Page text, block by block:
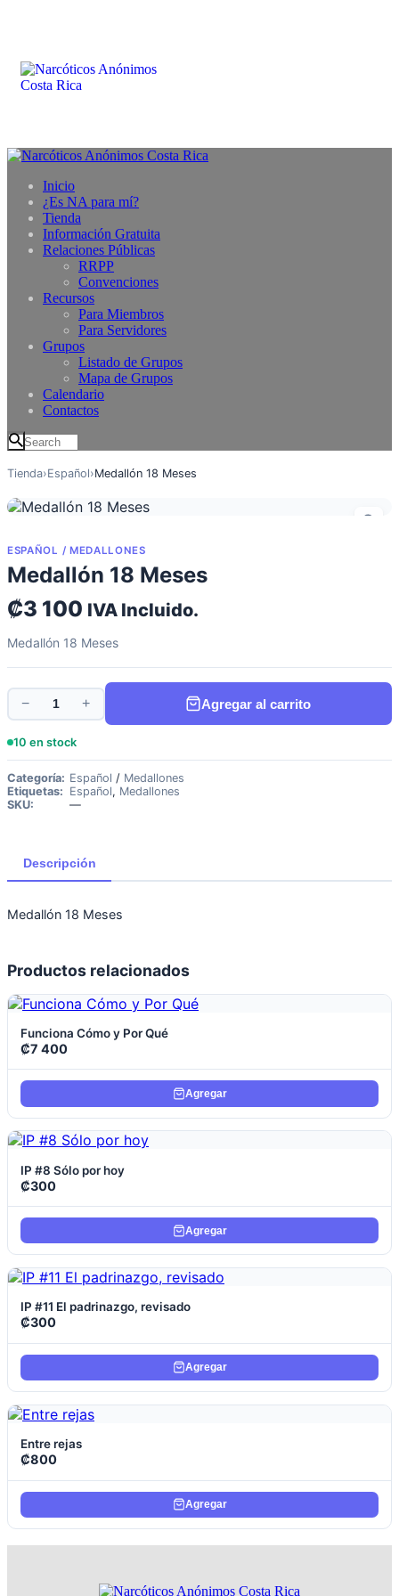
Inicio
¿Es NA para mí?
Tienda
Información Gratuita
Relaciones Públicas
RRPP
Convenciones
Recursos
Para Miembros
Para Servidores
Grupos
Listado de Grupos
Mapa de Grupos
Calendario
Contactos
Tienda›Español›Medallón 18 Meses
ESPAÑOL / MEDALLONES
Medallón 18 Meses
₡3 100 IVA Incluido.
Medallón 18 Meses
− + Agregar al carrito
10 en stock
Categoría: Español / Medallones
Etiquetas: Español, Medallones
SKU:
—
Descripción
Medallón 18 Meses
Productos relacionados
Ver producto
Funciona Cómo y Por Qué
₡7 400
Agregar
IP #8 Sólo por hoy
₡300
Agregar
Ver producto
IP #11 El padrinazgo, revisado
₡300
Agregar
Entre rejas
₡800
Agregar